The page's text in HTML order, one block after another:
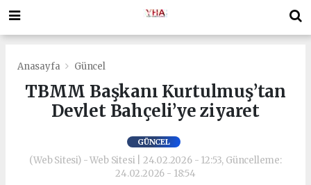
Anasayfa Güncel
TBMM Başkanı Kurtulmuş’tan
Devlet Bahçeli’ye ziyaret
GÜNCEL
(Web Sitesi) - Web Sitesi | 24.02.2026 - 12:53, Güncelleme:
24.02.2026 - 18:54